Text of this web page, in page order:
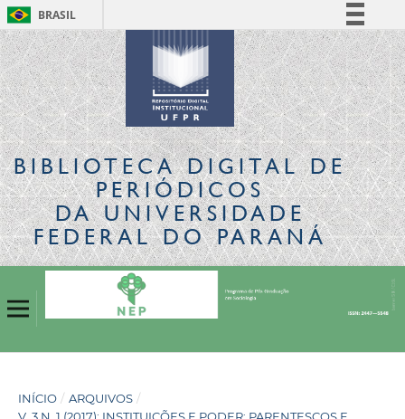
BRASIL
Simplifique!
Comunica BR
Participe
Acesso à informação
Legislação
Canais
BIBLIOTECA DIGITALDE
PERIÓDICOS
DA UNIVERSIDADE
FEDERAL DO PARANÁ
INÍCIO / ARQUIVOS /